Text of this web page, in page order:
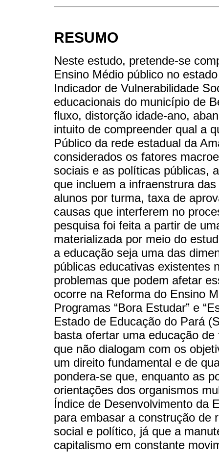
RESUMO
Neste estudo, pretende-se
Ensino Médio público no
Indicador de Vulnerabilidade
educacionais do município de
fluxo, distorção idade-ano,
intuito de compreender qual a
Público da rede estadual da
considerados os fatores
sociais e as políticas públicas,
que incluem a infraenstrura
alunos por turma, taxa de
causas que interferem no
pesquisa foi feita a partir de
materializada por meio do
a educação seja uma das
públicas educativas existentes
problemas que podem afetar
ocorre na Reforma do Ensino
Programas “Bora Estudar” e
Estado de Educação do Pará
basta ofertar uma educação
que não dialogam com os
um direito fundamental e de
pondera-se que, enquanto as
orientações dos organismos
Índice de Desenvolvimento da
para embasar a construção de
social e político, já que a
capitalismo em constante